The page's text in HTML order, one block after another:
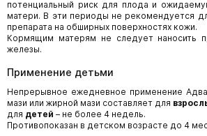
потенциальный риск для плода и
матери. В эти периоды не рекомендуется
препарата на обширных поверхностях кожи.
Кормящим матерям не следует наносить
железы.
Применение детьми
Непрерывное ежедневное применение
мази или жирной мази составляет для
для детей – не более 4 недель.
Противопоказан в детском возрасте до 4